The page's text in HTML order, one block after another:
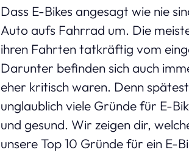
Dass E-Bikes angesagt wie nie
Auto aufs Fahrrad um. Die
ihren Fahrten tatkräftig vom
Darunter befinden sich auch
eher kritisch waren. Denn
unglaublich viele Gründe für E-
und gesund. Wir zeigen dir,
unsere Top 10 Gründe für ein E-